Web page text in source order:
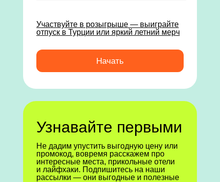
Узнавайте первыми
Не дадим упустить выгодную цену или
промокод, вовремя расскажем про
интересные места, прикольные отели
и лайфхаки. Подпишитесь на наши
рассылки — они выгодные и полезные
Начать
Участвуйте в розыгрыше — выиграйте
отпуск в Турции или яркий летний мерч